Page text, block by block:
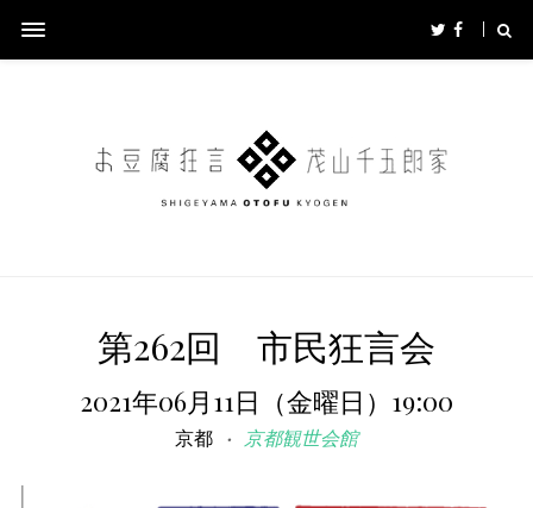
第262回 市民狂言会
2021年06月11日（金曜日）19:00
京都 京都観世会館